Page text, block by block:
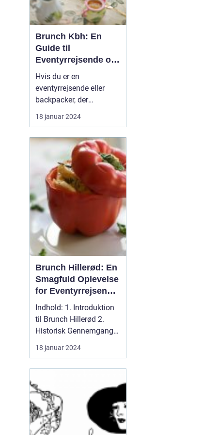
Brunch Kbh: En
Guide til
Eventyrrejsende og
Backpackere
Hvis du er en
eventyrrejsende eller
backpacker, der
planlægger at besøge
København, så er der en
absolut ikke må gå glip
af - brunch! Brunch har
vundet stor popularitet i
København og er blevet
en fast del af byens
kulinariske scene....
18 januar 2024
Brunch Hillerød: En
Smagfuld Oplevelse
for Eventyrrejsende
og Backpackere
Indhold: 1. Introduktion
til Brunch Hillerød 2.
Historisk Gennemgang
af Brunch Hillerød 3...
18 januar 2024